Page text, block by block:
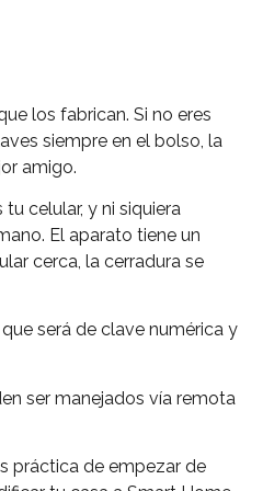
los fabrican. Si no eres
siempre en el bolso, la
amigo.
celular, y ni siquiera
El aparato tiene un
cerca, la cerradura se
será de clave numérica y
manejados vía remota
de empezar de